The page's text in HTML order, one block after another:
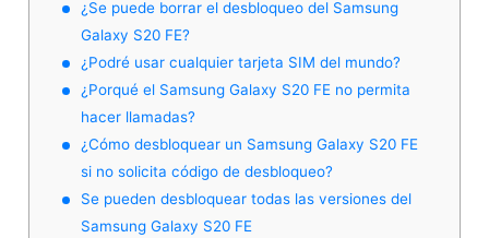
¿Se puede borrar el desbloqueo del Samsung
Galaxy S20 FE?
¿Podré usar cualquier tarjeta SIM del mundo?
¿Porqué el Samsung Galaxy S20 FE no permita
hacer llamadas?
¿Cómo desbloquear un Samsung Galaxy S20 FE
si no solicita código de desbloqueo?
Se pueden desbloquear todas las versiones del
Samsung Galaxy S20 FE